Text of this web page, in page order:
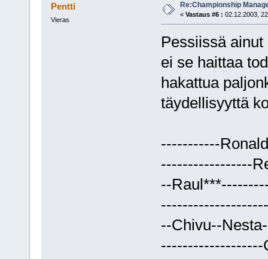
Pentti
Vieras
Re:Championship
« Vastaus #6 : 02.12.2003,
Pessiissä
ei se haittaa
hakattua
täydellisyyttä
-----------
-----------------
--
--Chivu--
-------------------